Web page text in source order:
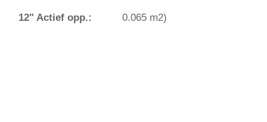
12" Actief opp.: 0.065 m2)